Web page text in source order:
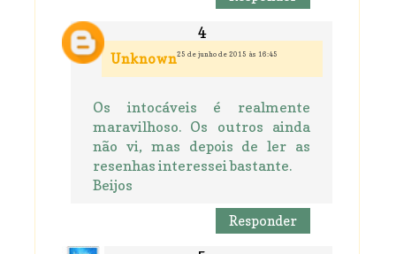
Unknown25 de junho de 2015 às 16:45
Os intocáveis é realmente
maravilhoso. Os outros ainda
não vi, mas depois de ler as
resenhas interessei bastante.
Beijos
Responder